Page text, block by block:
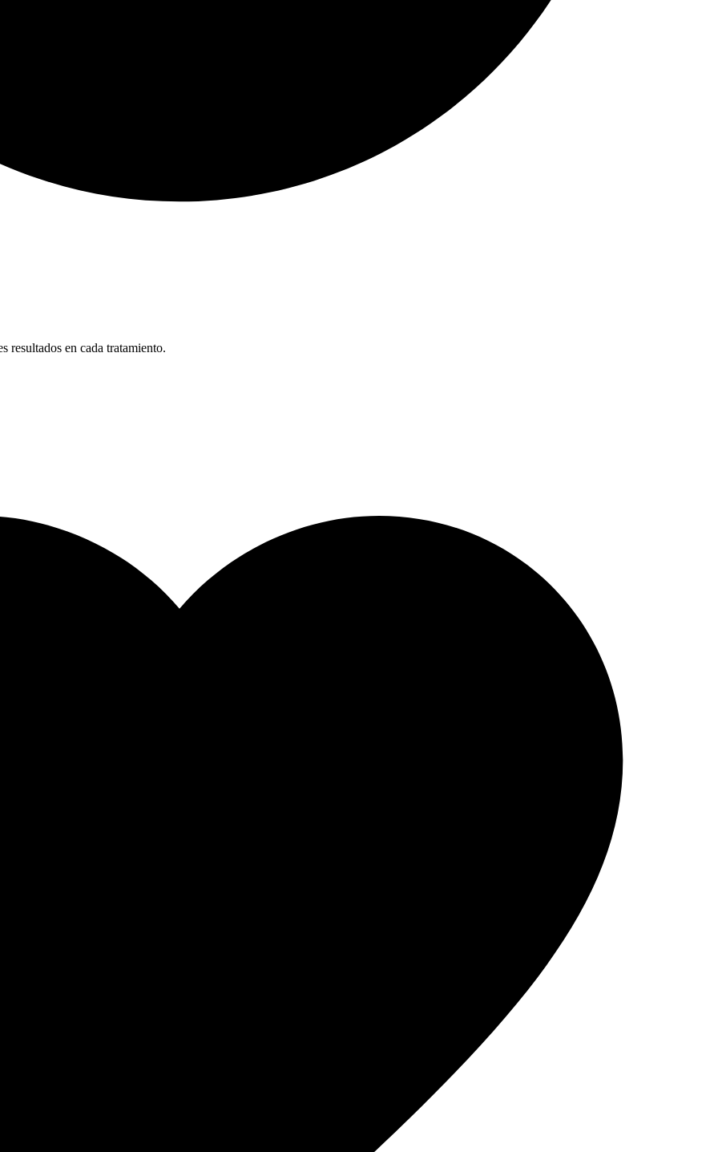
resultados en cada tratamiento.